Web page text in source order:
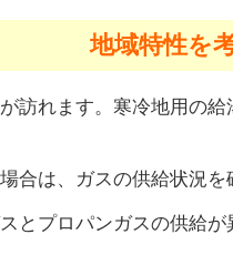
地域特性を
訪れます。寒冷地用の
合は、ガスの供給状況を
とプロパンガスの供給